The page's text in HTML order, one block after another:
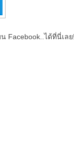
Facebook..ได้ที่นี่เลย